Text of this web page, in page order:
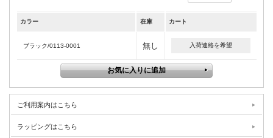
カラー 在庫 カート
ブラック/0113-0001 無し 入荷連絡を希望
ご利用案内はこちら
ラッピングはこちら